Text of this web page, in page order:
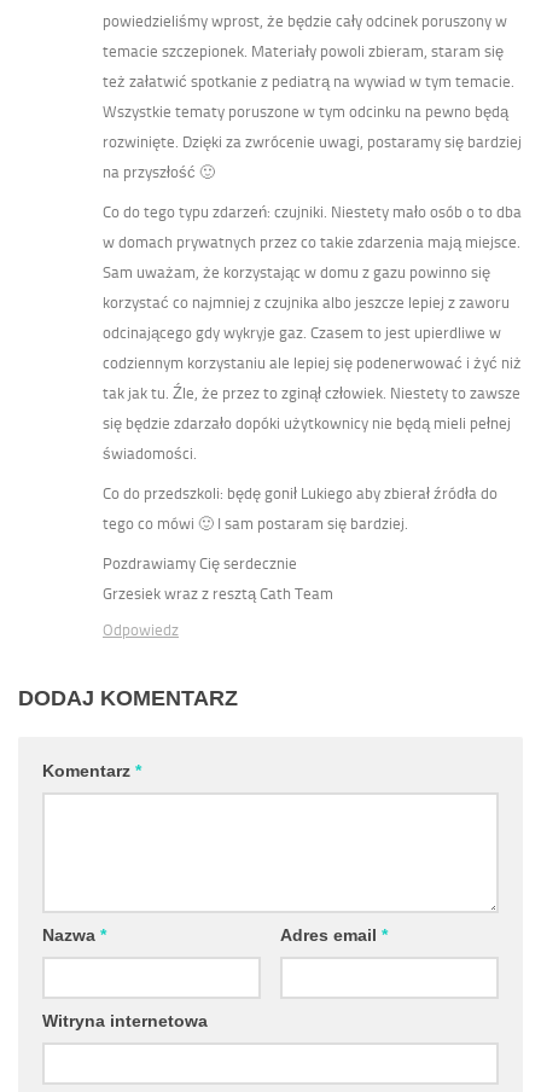
powiedzieliśmy wprost, że będzie cały odcinek poruszony w
temacie szczepionek. Materiały powoli zbieram, staram się
też załatwić spotkanie z pediatrą na wywiad w tym temacie.
Wszystkie tematy poruszone w tym odcinku na pewno będą
rozwinięte. Dzięki za zwrócenie uwagi, postaramy się bardziej
na przyszłość 🙂
Co do tego typu zdarzeń: czujniki. Niestety mało osób o to dba
w domach prywatnych przez co takie zdarzenia mają miejsce.
Sam uważam, że korzystając w domu z gazu powinno się
korzystać co najmniej z czujnika albo jeszcze lepiej z zaworu
odcinającego gdy wykryje gaz. Czasem to jest upierdliwe w
codziennym korzystaniu ale lepiej się podenerwować i żyć niż
tak jak tu. Źle, że przez to zginął człowiek. Niestety to zawsze
się będzie zdarzało dopóki użytkownicy nie będą mieli pełnej
świadomości.
Co do przedszkoli: będę gonił Lukiego aby zbierał źródła do
tego co mówi 🙂 I sam postaram się bardziej.
Pozdrawiamy Cię serdecznie
Grzesiek wraz z resztą Cath Team
Odpowiedz
DODAJ KOMENTARZ
Komentarz *
Nazwa * Adres email *
Witryna internetowa